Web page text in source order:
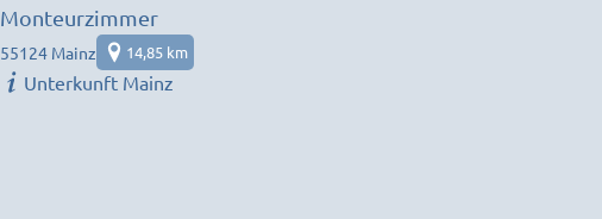
Monteurzimmer
55124 Mainz 14,85 km
Unterkunft Mainz